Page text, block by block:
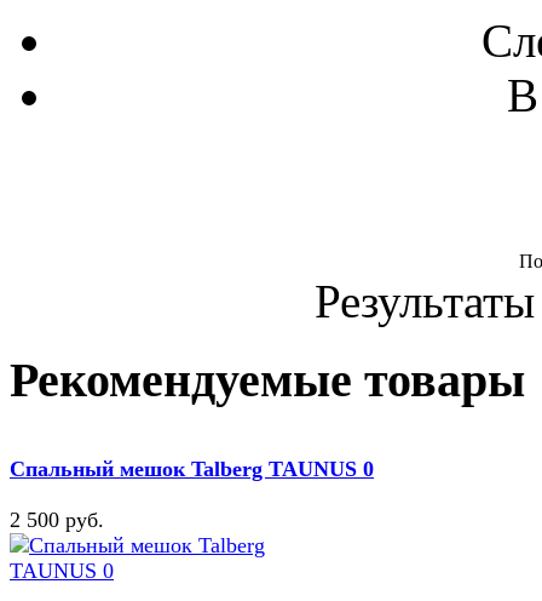
Рекомендуемые товары
Спальный мешок Talberg TAUNUS 0
2 500 руб.